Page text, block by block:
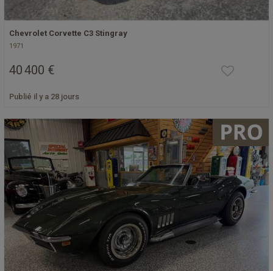
Chevrolet Corvette C3 Stingray
1971
40 400 €
Publié il y a 28 jours